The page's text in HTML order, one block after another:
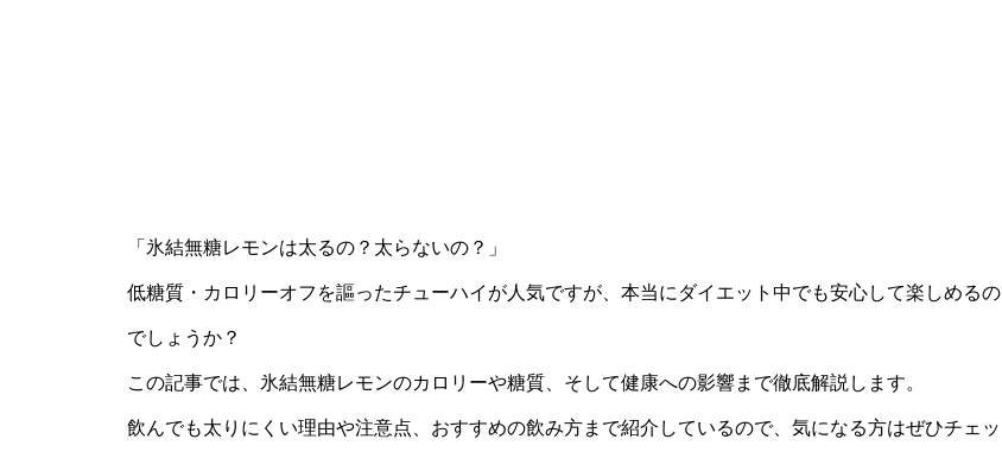
「氷結無糖レモンは太るの？太らないの？」
低糖質・カロリーオフを謳ったチューハイが人気ですが、本当にダイエット中でも安心して楽しめるの
でしょうか？
この記事では、氷結無糖レモンのカロリーや糖質、そして健康への影響まで徹底解説します。
飲んでも太りにくい理由や注意点、おすすめの飲み方まで紹介しているので、気になる方はぜひチェッ